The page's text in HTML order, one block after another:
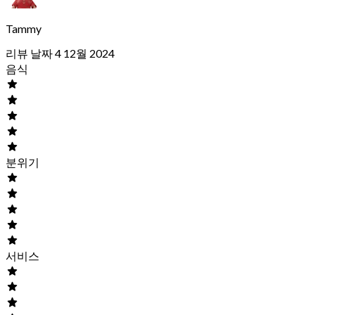
Tammy
리뷰 날짜 4 12월 2024
음식
분위기
서비스